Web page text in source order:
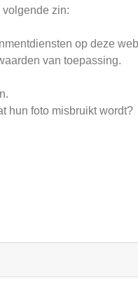
volgende zin:
op deze
van toepassing.
hun foto misbruikt wordt?